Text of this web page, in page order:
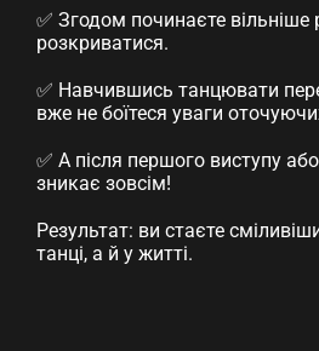
✅ Згодом починаєте вільніше
розкриватися.
✅ Навчившись танцювати
вже не боїтеся уваги
✅ А після першого виступу
зникає зовсім!
Результат: ви стаєте
танці, а й у житті.